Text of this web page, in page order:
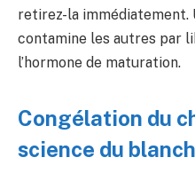
retirez-la immédiatement.
contamine les autres par
l’hormone de maturation.
Congélation du
science du